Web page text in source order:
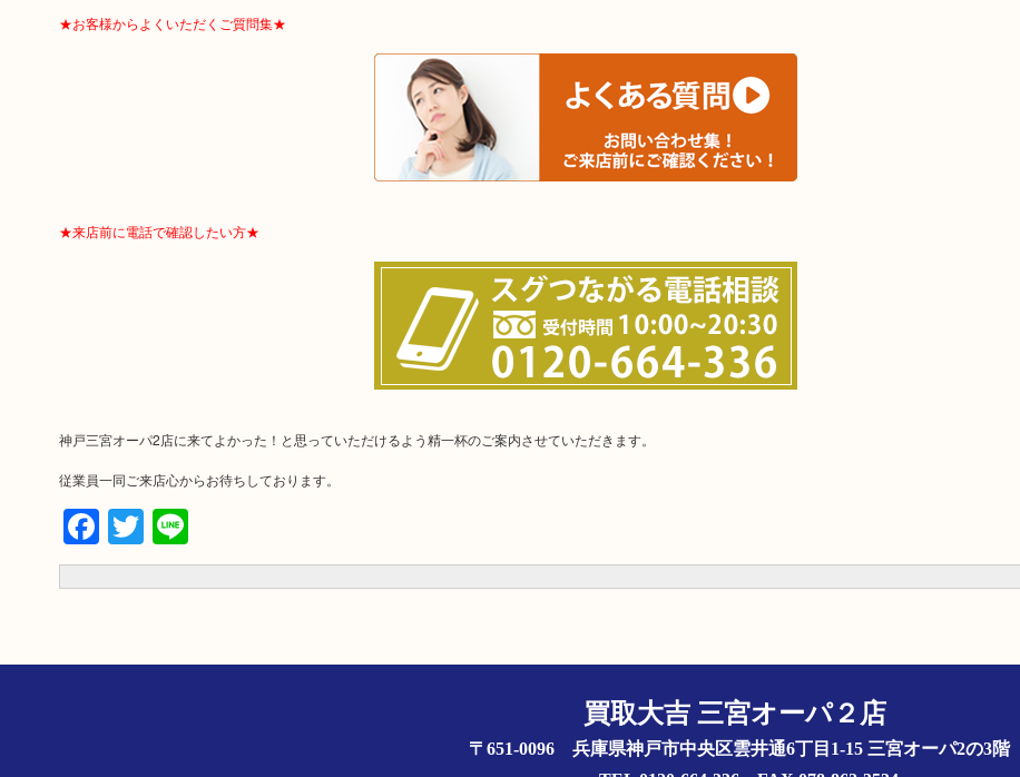
★お客様からよくいただくご質問集★
★来店前に電話で確認したい方★
神戸三宮オーパ2店に来てよかった！と思っていただけるよう精一杯のご案内させていただきます。
従業員一同ご来店心からお待ちしております。
Facebook
Twitter
Line
買取大吉 三宮オーパ２店
〒651-0096 兵庫県神戸市中央区雲井通6丁目1-15 三宮オーパ2の3階